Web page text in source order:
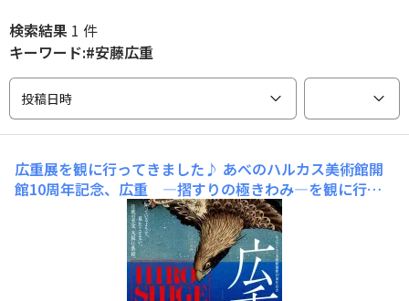
検索結果 1 件
キーワード:#安藤広重
投稿日時
広重展を観に行ってきました♪ あべのハルカス美術館開
館10周年記念、広重 ―摺すりの極きわみ―を観に行っ
てきました。広重といえば永谷園のお茶漬けについてた東
海道五拾三次のカードを思い出します。当時は安藤広重と
呼ばれてましたが今は歌川広重と呼ぶのが正しいそうで
す。今回の展示はNHKも主催していることもあって、阿部
サダヲさん主演のN